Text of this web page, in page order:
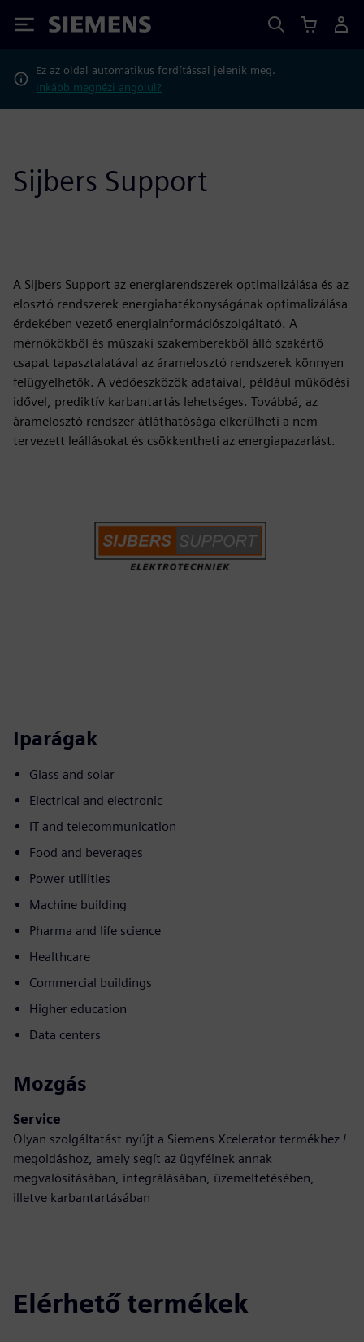
Siemens
Ez az oldal automatikus fordítással jelenik meg.
Inkább megnézi angolul?
Sijbers Support
A Sijbers Support az energiarendszerek optimalizálása és az
elosztó rendszerek energiahatékonyságának optimalizálása
érdekében vezető energiainformációszolgáltató. A
mérnökökből és műszaki szakemberekből álló szakértő
csapat tapasztalatával az áramelosztó rendszerek könnyen
felügyelhetők. A védőeszközök adataival, például működési
idővel, prediktív karbantartás lehetséges. Továbbá, az
áramelosztó rendszer átláthatósága elkerülheti a nem
tervezett leállásokat és csökkentheti az energiapazarlást.
Iparágak
Glass and solar
Electrical and electronic
IT and telecommunication
Food and beverages
Power utilities
Machine building
Pharma and life science
Healthcare
Commercial buildings
Higher education
Data centers
Mozgás
Service
Olyan szolgáltatást nyújt a Siemens Xcelerator termékhez /
megoldáshoz, amely segít az ügyfélnek annak
megvalósításában, integrálásában, üzemeltetésében,
illetve karbantartásában
Elérhető termékek